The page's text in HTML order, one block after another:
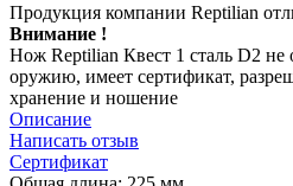
Продукция компании Reptilian
Внимание !
Нож Reptilian Квест 1 сталь D2 не
оружию, имеет сертификат,
хранение и ношение
Описание
Написать отзыв
Сертификат